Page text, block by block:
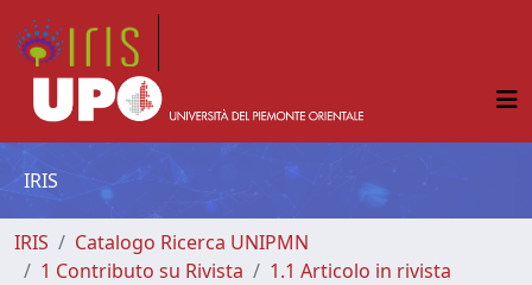
IRIS
IRIS
Catalogo Ricerca UNIPMN
1 Contributo su Rivista
1.1 Articolo in rivista